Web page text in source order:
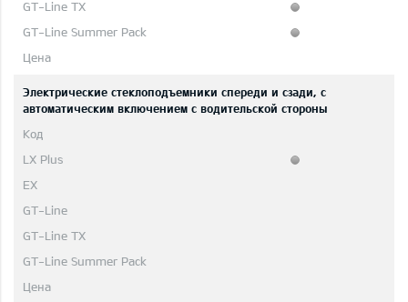
Электрические стеклоподъемники спереди и сзади, с
автоматическим включением с водительской стороны